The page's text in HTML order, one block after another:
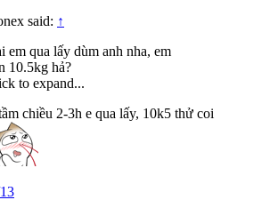
said: ↑
em qua lấy dùm anh nha, em
10.5kg hả?
to expand...
chiều 2-3h e qua lấy, 10k5 thử coi